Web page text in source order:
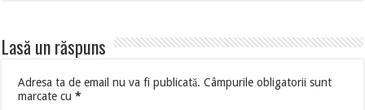
Lasă un răspuns
Adresa ta de email nu va fi publicată. Câmpurile obligatorii sunt
marcate cu*